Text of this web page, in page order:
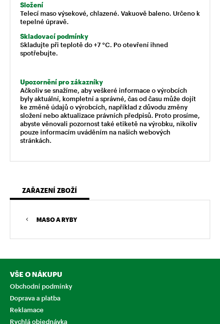
Složení
Telecí maso výsekové, chlazené. Vakuově baleno. Určeno k
tepelné úpravě.
Skladovací podmínky
Skladujte při teplotě do +7 °C. Po otevření ihned
spotřebujte.
Upozornění pro zákazníky
Ačkoliv se snažíme, aby veškeré informace o výrobcích
byly aktuální, kompletní a správné, čas od času může dojít
ke změně údajů o výrobcích, například z důvodu změny
složení nebo aktualizace právních předpisů. Proto prosíme,
abyste věnovali pozornost také etiketě na výrobku, nikoliv
pouze informacím uváděním na našich webových
stránkách.
ZAŘAZENÍ ZBOŽÍ
MASO A RYBY
VŠE O NÁKUPU
Obchodní podmínky
Doprava a platba
Reklamace
Rychlá objednávka